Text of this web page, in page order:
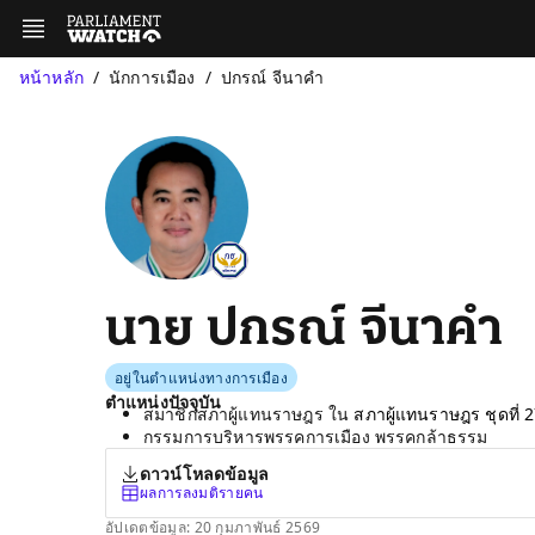
หน้าหลัก นักการเมือง ปกรณ์ จีนาคำ
นาย ปกรณ์ จีนาคำ
อยู่ในตำแหน่งทางการเมือง
ตำแหน่งปัจจุบัน
สมาชิกสภาผู้แทนราษฎร ใน สภาผู้แทนราษฎร ชุดที่
กรรมการบริหารพรรคการเมือง พรรคกล้าธรรม
ดาวน์โหลดข้อมูล
ผลการลงมติรายคน
อัปเดตข้อมูล: 20 กุมภาพันธ์ 2569